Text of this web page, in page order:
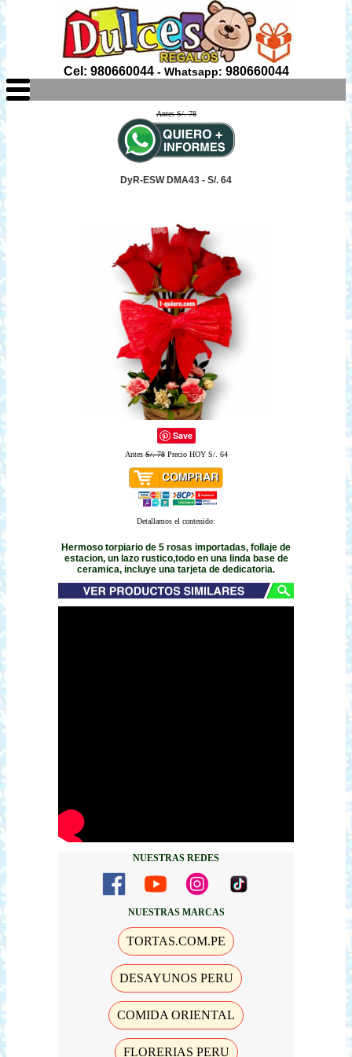
Cel: 980660044- Whatsapp: 980660044
Antes S/. 78
DyR-ESW DMA43 - S/. 64
Save
AntesS/. 78Precio HOY S/. 64
Detallamos el contenido:
Hermoso torpiario de 5 rosas importadas, follaje de
estacion, un lazo rustico,todo en una linda base de
ceramica, incluye una tarjeta de dedicatoria.
NUESTRAS REDES
NUESTRAS MARCAS
TORTAS.COM.PE
DESAYUNOS PERU
COMIDA ORIENTAL
FLORERIAS PERU